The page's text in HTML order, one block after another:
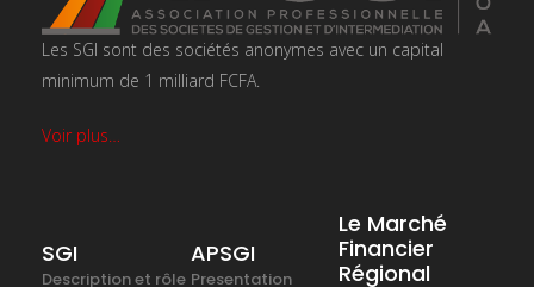
Les SGI sont des sociétés anonymes avec un capital
minimum de 1 milliard FCFA.
Voir plus…
SGI
Description et rôle
APSGI
Presentation
Le Marché
Financier
Régional